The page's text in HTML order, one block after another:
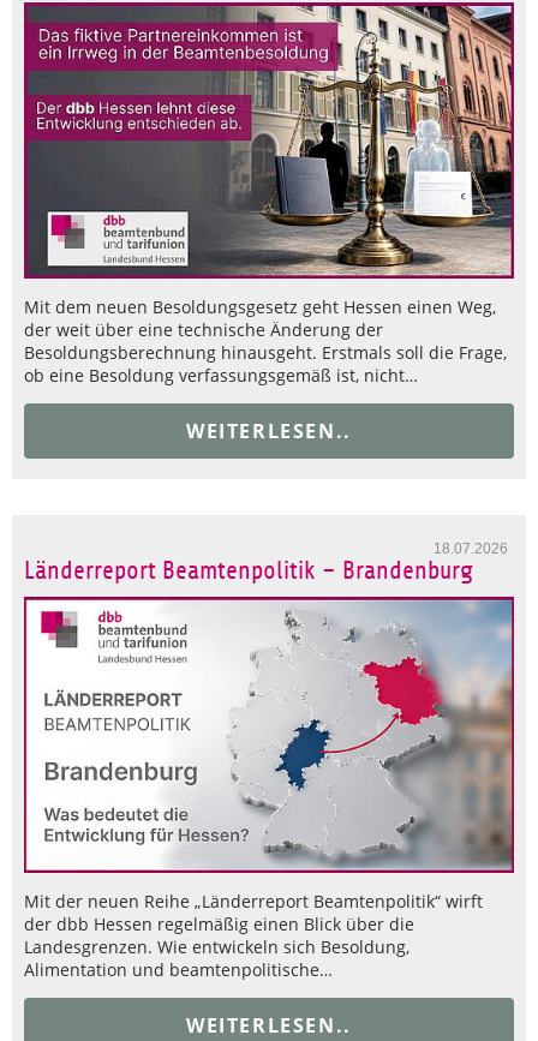
Mit dem neuen Besoldungsgesetz geht Hessen einen Weg,
der weit über eine technische Änderung der
Besoldungsberechnung hinausgeht. Erstmals soll die Frage,
ob eine Besoldung verfassungsgemäß ist, nicht…
WEITERLESEN..
18.07.2026
Länderreport Beamtenpolitik – Brandenburg
Mit der neuen Reihe „Länderreport Beamtenpolitik“ wirft
der dbb Hessen regelmäßig einen Blick über die
Landesgrenzen. Wie entwickeln sich Besoldung,
Alimentation und beamtenpolitische…
WEITERLESEN..